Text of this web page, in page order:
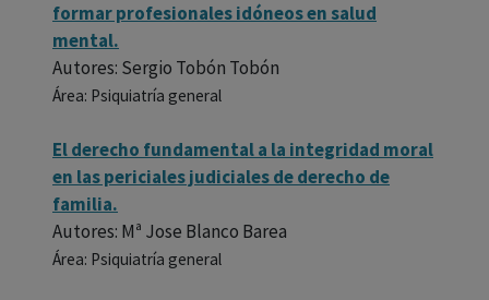
formar profesionales idóneos en salud
mental.
Autores: Sergio Tobón Tobón
Área: Psiquiatría general
El derecho fundamental a la integridad moral
en las periciales judiciales de derecho de
familia.
Autores: Mª Jose Blanco Barea
Área: Psiquiatría general